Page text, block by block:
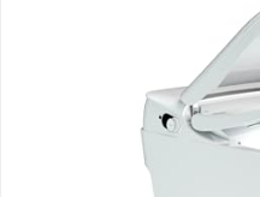
Jet d'eau pulsé et oscillant
Réglage personnalisé de la
Séchage à air chaud